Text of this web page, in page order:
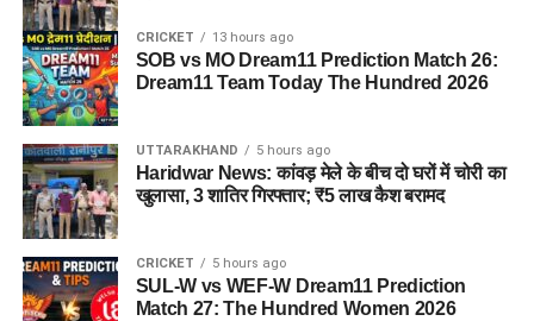
CRICKET 13 hours ago
SOB vs MO Dream11 Prediction Match 26:
Dream11 Team Today The Hundred 2026
UTTARAKHAND 5 hours ago
Haridwar News: कांवड़ मेले के बीच दो घरों में चोरी का
खुलासा, 3 शातिर गिरफ्तार; ₹5 लाख कैश बरामद
CRICKET 5 hours ago
SUL-W vs WEF-W Dream11 Prediction
Match 27: The Hundred Women 2026